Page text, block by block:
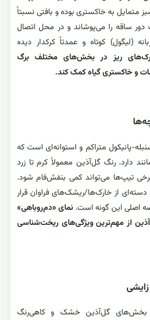
متمایل به خاکستری بوده و بافتی نسبتاً
دور ساقه را می‌پوشاند و در محل اتصال
(لیگول) کوتاه و عمدتاً کرکدار دیده
ریز در بخش‌های مختلف برگ
و خاکستری گیاه کمک کند.
پانیکول متراکم و استوانه‌ای است که
دارد. رنگ گل‌آذین معمولاً کرم تا زرد
تیپ‌ها می‌تواند کمی بنفش‌فام شود.
از خارک‌ها/ریشک‌های فراوان قرار
اصلی این گونه است. نمای «دم‌روباهی»
از مهم‌ترین ویژگی‌های ریخت‌شناسی
بخش‌های گل‌آذین خشک و کاهی‌رنگ